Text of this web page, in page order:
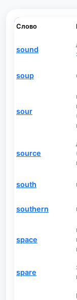
Слово
sound
soup
sour
source
south
southern
space
spare